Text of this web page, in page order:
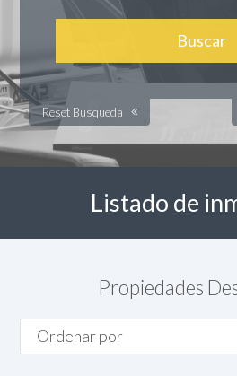
Reset Busqueda
Listado de
Propiedades